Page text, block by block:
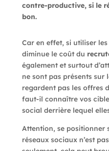
contre-productive, si le
bon.
Car en effet, si utiliser
diminue le coût du
également et surtout
ne sont pas présents sur
regardent pas les offres
faut-il connaître vos
social derrière lequel
Attention, se positionner
réseaux sociaux n’est